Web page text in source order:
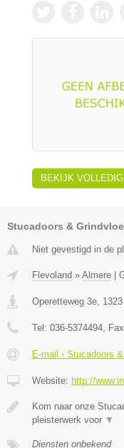
BEKIJK VOLLEDIG
Stucadoors &
Niet gevestigd in de
Flevoland » Almere
Operetteweg 3e
Tel: 036-5374494 ,
E-mail › Stucadoors
Website: http://
Kom naar onze
pleisterwerk voor ▼
Diensten onbekend